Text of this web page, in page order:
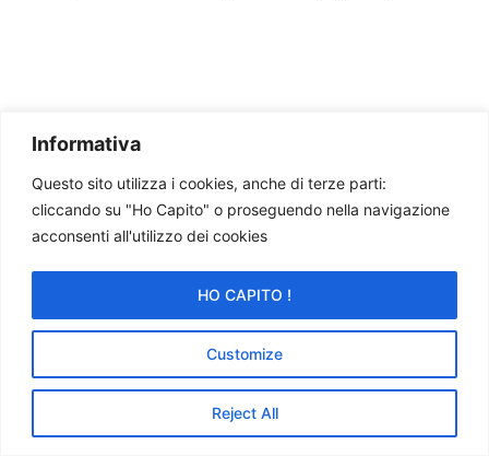
Informativa
Questo sito utilizza i cookies, anche di terze parti:
cliccando su "Ho Capito" o proseguendo nella navigazione
acconsenti all'utilizzo dei cookies
Customize
Reject All
HO CAPITO !